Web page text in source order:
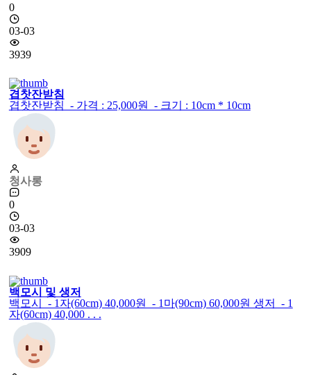
0
03-03
3939
겹찻잔받침
겹찻잔받침 - 가격 : 25,000원 - 크기 : 10cm * 10cm
청사롱
0
03-03
3909
백모시 및 생저
백모시 - 1자(60cm) 40,000원 - 1마(90cm) 60,000원 생저 - 1
자(60cm) 40,000 . . .